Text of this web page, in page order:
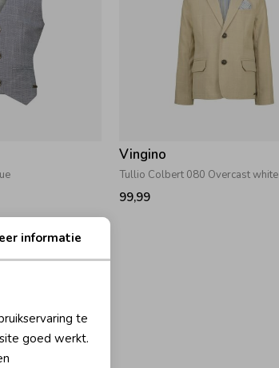
Vingino
Tullio Colbert 080 Overcast white
99,99
informatie
te
goed werkt.